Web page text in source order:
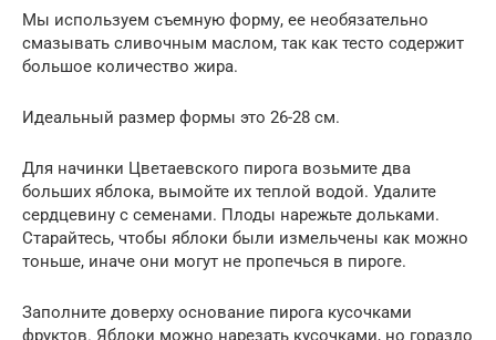
Мы используем съемную форму, ее необязательно
смазывать сливочным маслом, так как тесто содержит
большое количество жира.
Идеальный размер формы это 26-28 см.
Для начинки Цветаевского пирога возьмите два
больших яблока, вымойте их теплой водой. Удалите
сердцевину с семенами. Плоды нарежьте дольками.
Старайтесь, чтобы яблоки были измельчены как можно
тоньше, иначе они могут не пропечься в пироге.
Заполните доверху основание пирога кусочками
фруктов. Яблоки можно нарезать кусочками, но гораздо